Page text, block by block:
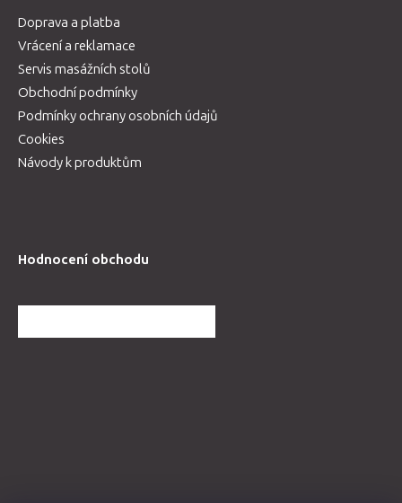
Doprava a platba
Vrácení a reklamace
Servis masážních stolů
Obchodní podmínky
Podmínky ochrany osobních údajů
Cookies
Návody k produktům
Hodnocení obchodu